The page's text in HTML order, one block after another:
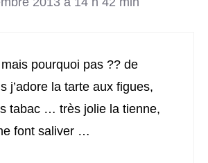
pourquoi pas ?? de
j’adore la tarte aux figues,
tabac … très jolie la tienne,
font saliver …